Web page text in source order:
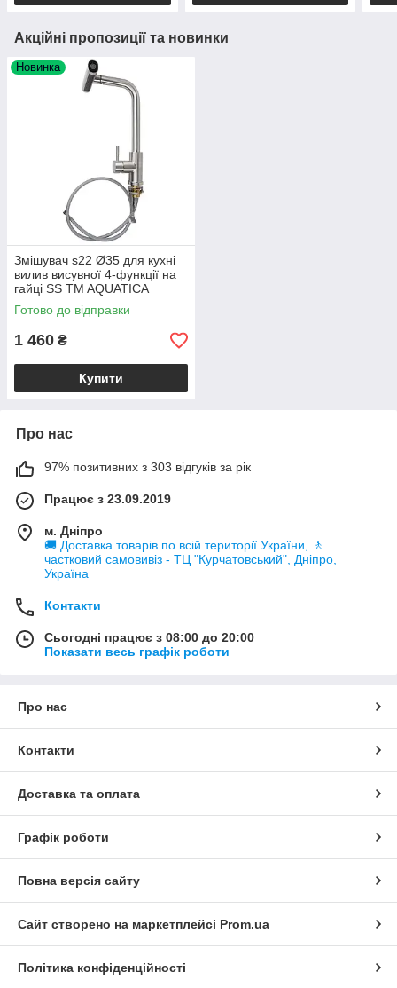
Акційні пропозиції та новинки
Новинка
Змішувач s22 Ø35 для кухні
вилив висувної 4-функції на
гайці SS TM AQUATICA
Готово до відправки
1 460 ₴
Купити
Про нас
97% позитивних з 303 відгуків за рік
Працює з 23.09.2019
м. Дніпро
🚚 Доставка товарів по всій території України, 🚶
частковий самовивіз - ТЦ "Курчатовський", Дніпро,
Україна
Контакти
Сьогодні працює з 08:00 до 20:00
Показати весь графік роботи
Про нас
Контакти
Доставка та оплата
Графік роботи
Повна версія сайту
Сайт створено на маркетплейсі Prom.ua
Політика конфіденційності